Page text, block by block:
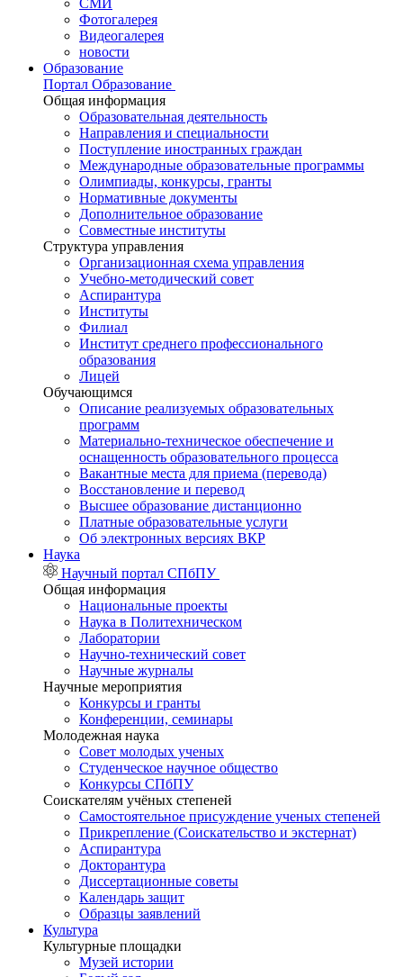
Фотогалерея
Видеогалерея
новости
Образование
Портал Образование
Общая информация
Образовательная деятельность
Направления и специальности
Поступление иностранных граждан
Международные образовательные программы
Олимпиады, конкурсы, гранты
Нормативные документы
Дополнительное образование
Совместные институты
Структура управления
Организационная схема управления
Учебно-методический совет
Аспирантура
Институты
Филиал
Институт среднего профессионального
образования
Лицей
Обучающимся
Описание реализуемых образовательных
программ
Материально-техническое обеспечение и
оснащенность образовательного процесса
Вакантные места для приема (перевода)
Восстановление и перевод
Высшее образование дистанционно
Платные образовательные услуги
Об электронных версиях ВКР
Наука
Научный портал СПбПУ
Общая информация
Национальные проекты
Наука в Политехническом
Лаборатории
Научно-технический совет
Научные журналы
Научные мероприятия
Конкурсы и гранты
Конференции, семинары
Молодежная наука
Совет молодых ученых
Студенческое научное общество
Конкурсы СПбПУ
Соискателям учёных степеней
Самостоятельное присуждение ученых степеней
Прикрепление (Соискательство и экстернат)
Аспирантура
Докторантура
Диссертационные советы
Календарь защит
Образцы заявлений
Культура
Культурные площадки
Музей истории